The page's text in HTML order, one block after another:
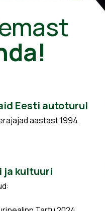
Eesti autoturul
aastast 1994
ja kultuuri